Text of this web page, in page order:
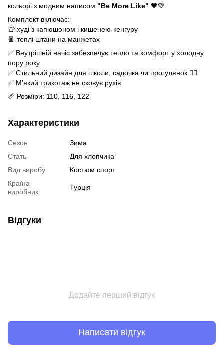
кольорі з модним написом "Be More Like" 🖤💚.
Комплект включає:
👕 худі з капюшоном і кишенею-кенгуру
👖 теплі штани на манжетах
✅ Внутрішній начіс забезпечує тепло та комфорт у холодну
пору року
✅ Стильний дизайн для школи, садочка чи прогулянок 🚶‍♂️
✅ М’який трикотаж не сковує рухів
📏 Розміри: 110, 116, 122
Характеристики
Сезон
Зима
Стать
Для хлопчика
Вид виробу
Костюм спорт
Країна
виробник
Турція
Відгуки
Додайте перший відгук
Написати відгук